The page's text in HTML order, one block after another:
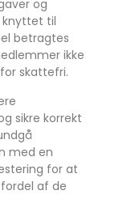
og
knyttet til
betragtes
ikke
skattefri.
sikre korrekt
med en
for at
af de